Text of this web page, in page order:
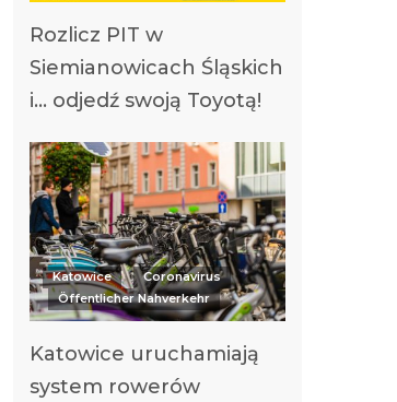
Rozlicz PIT w
Siemianowicach Śląskich
i… odjedź swoją Toyotą!
Katowice
Coronavirus
Öffentlicher Nahverkehr
Katowice uruchamiają
system rowerów